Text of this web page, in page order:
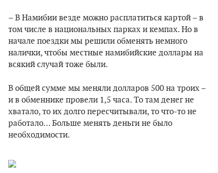
– В Намибии везде можно расплатиться картой – в
том числе в национальных парках и кемпах. Но в
начале поездки мы решили обменять немного
налички, чтобы местные намибийские доллары на
всякий случай тоже были.
В общей сумме мы меняли долларов 500 на троих –
и в обменнике провели 1,5 часа. То там денег не
хватало, то их долго пересчитывали, то что-то не
работало… Больше менять деньги не было
необходимости.